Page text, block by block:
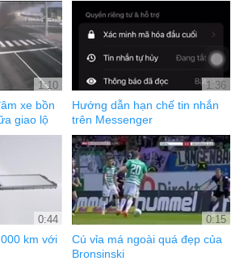
1:10
xe bồn
giao lộ
1:36
Hướng dẫn hạn chế tin nhắn
trên Messenger
0:44
km với
0:15
Cú vỉa má ngoài quá đẹp của
Bronsinski